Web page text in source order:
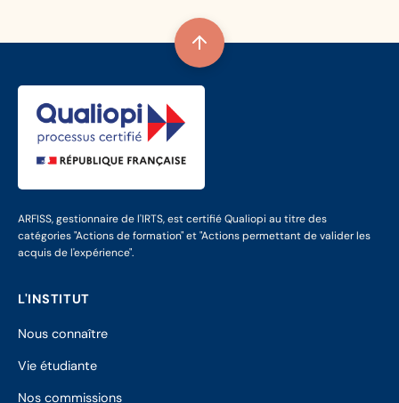
ARFISS, gestionnaire de l'IRTS, est certifié Qualiopi au titre des
catégories "Actions de formation" et "Actions permettant de valider les
acquis de l'expérience".
L'INSTITUT
Nous connaître
Vie étudiante
Nos commissions